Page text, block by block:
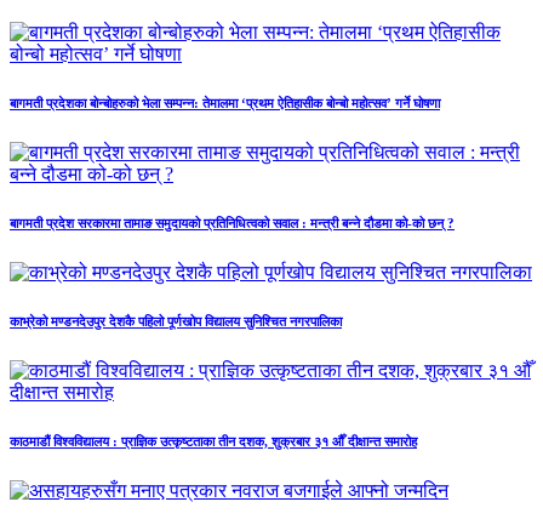
बागमती प्रदेशका बोन्बोहरुको भेला सम्पन्न: तेमालमा ‘प्रथम ऐतिहासीक बोन्बो महोत्सव’ गर्ने घोषणा
बागमती प्रदेश सरकारमा तामाङ समुदायको प्रतिनिधित्वको सवाल : मन्त्री बन्ने दौडमा को‐को छन् ?
काभ्रेको मण्डनदेउपुर देशकै पहिलो पूर्णखोप विद्यालय सुनिश्चित नगरपालिका
काठमाडौं विश्वविद्यालय : प्राज्ञिक उत्कृष्टताका तीन दशक, शुक्रबार ३१ औँ दीक्षान्त समारोह